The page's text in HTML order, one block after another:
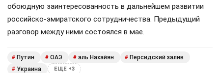
обоюдную заинтересованность в дальнейшем развитии
российско-эмиратского сотрудничества. Предыдущий
разговор между ними состоялся в мае.
# Путин # ОАЭ # аль Нахайян # Персидский залив
# Украина ЕЩЕ +3